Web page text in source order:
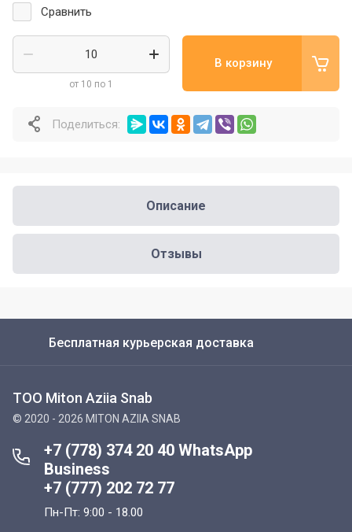
Сравнить
от 10 по 1
В корзину
Поделиться:
Описание
Отзывы
Бесплатная курьерская доставка
ТОО Miton Aziia Snab
© 2020 - 2026 MITON AZIIA SNAB
+7 (778) 374 20 40 WhatsApp
Business
+7 (777) 202 72 77
Пн-Пт: 9:00 - 18.00